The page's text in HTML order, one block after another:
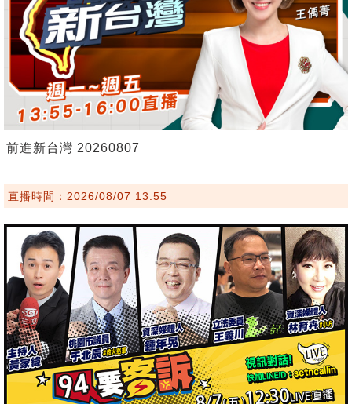
前進新台灣 20260807
直播時間：2026/08/07 13:55